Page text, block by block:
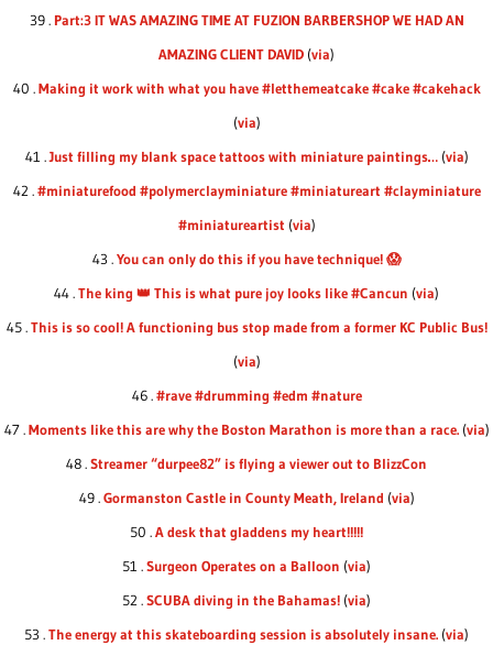
39 . Part:3 IT WAS AMAZING TIME AT FUZION BARBERSHOP WE HAD AN
AMAZING CLIENT DAVID (via)
40 .Making it work with what you have #letthemeatcake #cake #cakehack
(via)
41 .Just filling my blank space tattoos with miniature paintings… (via)
42 .#miniaturefood #polymerclayminiature #miniatureart #clayminiature
#miniatureartist (via)
43 .You can only do this if you have technique! 😱
44 .The king 👑 This is what pure joy looks like #Cancun (via)
45 .This is so cool! A functioning bus stop made from a former KC Public Bus!
(via)
46 .#rave #drumming #edm #nature
47 .Moments like this are why the Boston Marathon is more than a race. (via)
48 .Streamer “durpee82” is flying a viewer out to BlizzCon
49 .Gormanston Castle in County Meath, Ireland (via)
50 .A desk that gladdens my heart!!!!!
51 .Surgeon Operates on a Balloon (via)
52 .SCUBA diving in the Bahamas! (via)
53 .The energy at this skateboarding session is absolutely insane. (via)